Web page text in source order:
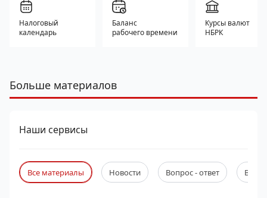
Налоговый
календарь
Баланс
рабочего времени
Курсы валют
НБРК
Больше материалов
Наши сервисы
Все материалы Новости Вопрос - ответ